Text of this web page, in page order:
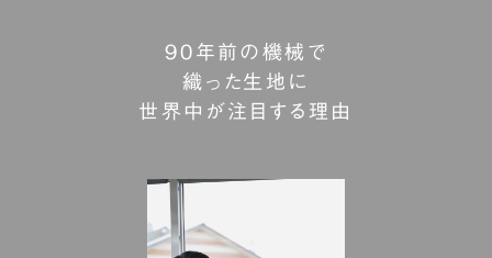
90年前の機械で
織った生地に
世界中が注目する理由